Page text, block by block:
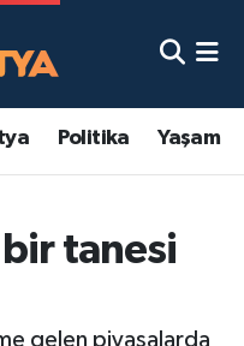
Politika Yaşam
tanesi
gelen piyasalarda
ve Fikstür